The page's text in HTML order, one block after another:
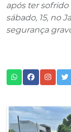
após ter
sábado, 15, no
segurança